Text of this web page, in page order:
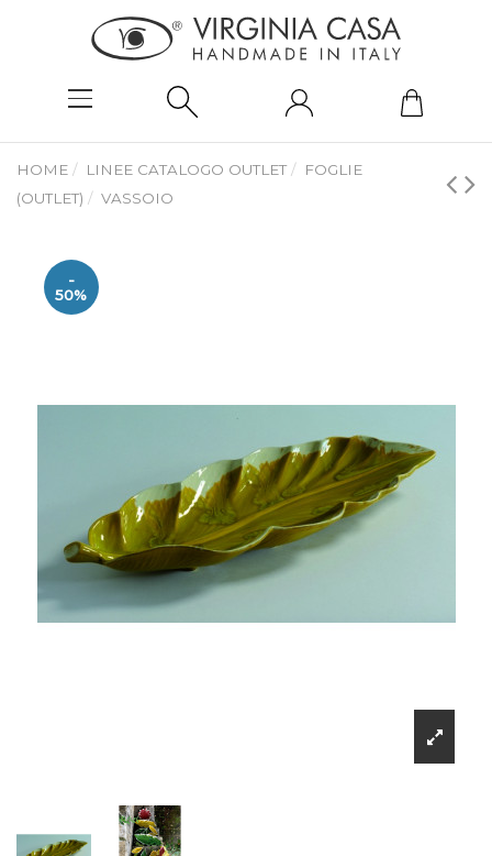
HOME LINEE CATALOGO OUTLET
FOGLIE
(OUTLET)
VASSOIO
-
50%